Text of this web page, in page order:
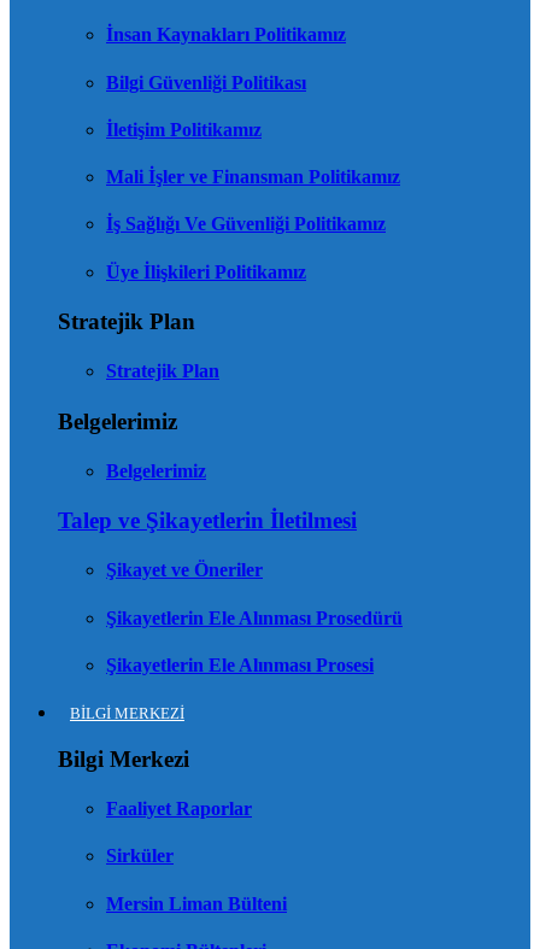
İnsan Kaynakları Politikamız
Bilgi Güvenliği Politikası
İletişim Politikamız
Mali İşler ve Finansman Politikamız
İş Sağlığı Ve Güvenliği Politikamız
Üye İlişkileri Politikamız
Stratejik Plan
Stratejik Plan
Belgelerimiz
Belgelerimiz
Talep ve Şikayetlerin İletilmesi
Şikayet ve Öneriler
Şikayetlerin Ele Alınması Prosedürü
Şikayetlerin Ele Alınması Prosesi
BİLGİ MERKEZİ
Bilgi Merkezi
Faaliyet Raporlar
Sirküler
Mersin Liman Bülteni